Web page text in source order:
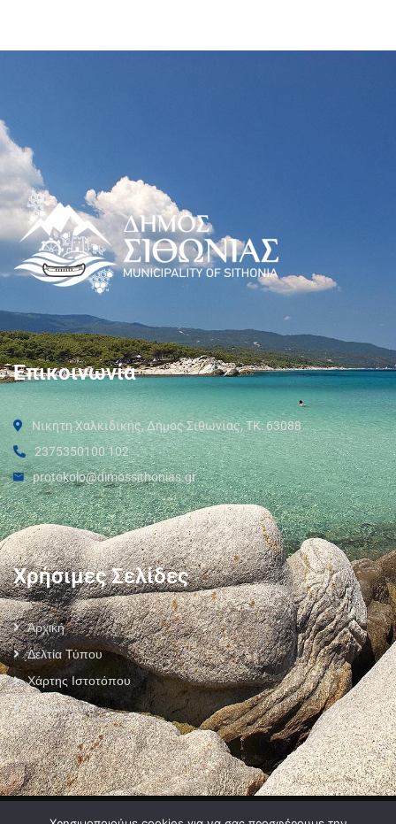
Επικοινωνία
Νικήτη Χαλκιδικής, Δήμος Σιθωνίας, ΤΚ: 63088
2375350100 102
protokolo@dimossithonias.gr
Χρήσιμες Σελίδες
Αρχική
Δελτία Τύπου
Χάρτης Ιστοτόπου
Επικοινωνία